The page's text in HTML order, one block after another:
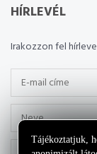
HÍRLEVÉL
Irakozzon fel
Tájékoztatjuk,